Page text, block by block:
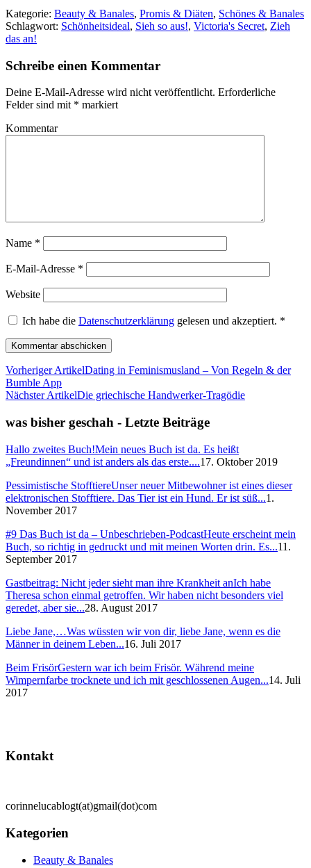
Kategorie: Beauty & Banales, Promis & Diäten, Schönes & Banales
Schlagwort: Schönheitsideal, Sieh so aus!, Victoria's Secret, Zieh
das an!
Schreibe einen Kommentar
Deine E-Mail-Adresse wird nicht veröffentlicht. Erforderliche
Felder sind mit * markiert
Kommentar
Name *
E-Mail-Adresse *
Website
Ich habe die Datenschutzerklärung gelesen und akzeptiert. *
Vorheriger ArtikelDating in Feminismusland – Von Regeln & der
Bumble App
Nächster ArtikelDie griechische Handwerker-Tragödie
was bisher geschah - Letzte Beiträge
Hallo zweites Buch!Mein neues Buch ist da. Es heißt
„Freundinnen“ und ist anders als das erste....17. Oktober 2019
Pessimistische StofftiereUnser neuer Mitbewohner ist eines dieser
elektronischen Stofftiere. Das Tier ist ein Hund. Er ist süß...1.
November 2017
#9 Das Buch ist da – Unbeschrieben-PodcastHeute erscheint mein
Buch, so richtig in gedruckt und mit meinen Worten drin. Es...11.
September 2017
Gastbeitrag: Nicht jeder sieht man ihre Krankheit anIch habe
Theresa schon einmal getroffen. Wir haben nicht besonders viel
geredet, aber sie...28. August 2017
Liebe Jane,…Was wüssten wir von dir, liebe Jane, wenn es die
Männer in deinem Leben...16. Juli 2017
Beim FrisörGestern war ich beim Frisör. Während meine
Wimpernfarbe trocknete und ich mit geschlossenen Augen...14. Juli
2017
Kontakt
corinnelucablogt(at)gmail(dot)com
Kategorien
Beauty & Banales